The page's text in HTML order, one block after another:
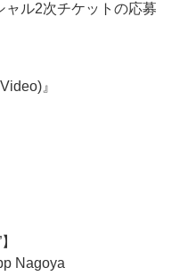
ャル2次チケットの応募
』
Nagoya